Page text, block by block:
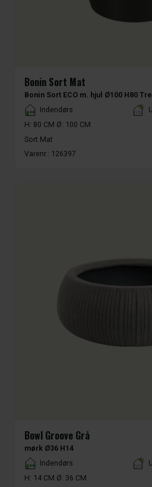
Bonin Sort Mat
Bonin Sort ECO m. hjul Ø100 H80
Placement
Indendørs
H: 80 CM Ø: 100 CM
Sort Mat
Varenr.: 126397
Bowl Groove Grå
mørk Ø36 H14
Placement
Indendørs
H: 14 CM Ø: 36 CM